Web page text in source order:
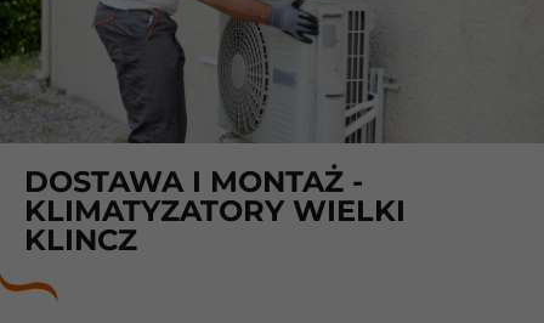
DOSTAWA I MONTAŻ -
KLIMATYZATORY WIELKI
KLINCZ